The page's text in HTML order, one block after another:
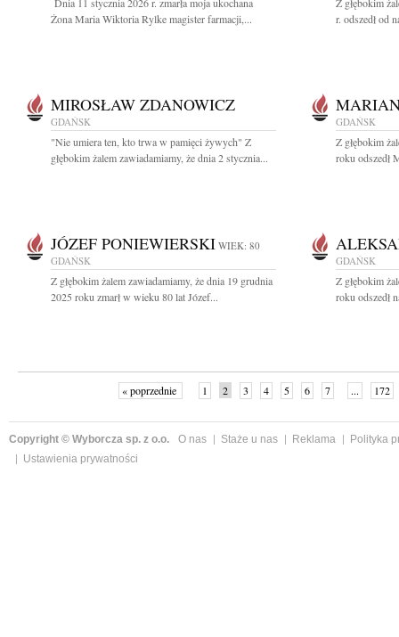
Żona Maria Wiktoria Rylke magister farmacji,...
r. odszedł od
MIROSŁAW ZDANOWICZ
GDAŃSK
"Nie umiera ten, kto trwa w pamięci żywych" Z
głębokim żalem zawiadamiamy, że dnia 2 stycznia...
GDAŃSK
Z głębokim
roku odszedł
JÓZEF PONIEWIERSKI WIEK: 80
GDAŃSK
Z głębokim żalem zawiadamiamy, że dnia 19 grudnia
2025 roku zmarł w wieku 80 lat Józef...
GDAŃSK
Z głębokim
roku odszedł
« poprzednie 1 2 3 4 5 6 7 ... 172
Copyright © Wyborcza sp. z o.o. O nas Staże u nas Reklama
Polityka
Ustawienia prywatności